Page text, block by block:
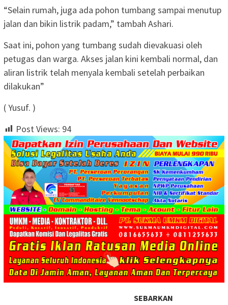
“Selain rumah, juga ada pohon tumbang sampai menutup
jalan dan bikin listrik padam,” tambah Ashari.
Saat ini, pohon yang tumbang sudah dievakuasi oleh
petugas dan warga. Akses jalan kini kembali normal, dan
aliran listrik telah menyala kembali setelah perbaikan
dilakukan”
( Yusuf. )
Post Views: 94
SEBARKAN